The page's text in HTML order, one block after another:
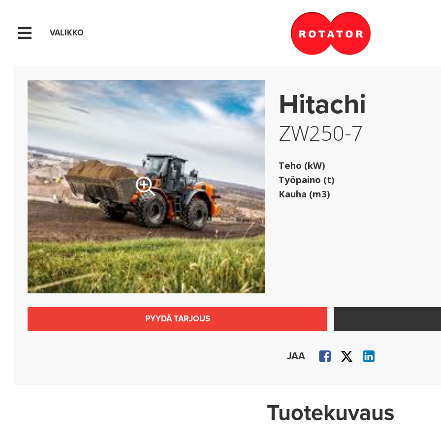
VALIKKO
Hitachi
ZW250-7
Teho (kW)
Työpaino (t)
Kauha (m3)
PYYDÄ TARJOUS
JAA
Tuotekuvaus